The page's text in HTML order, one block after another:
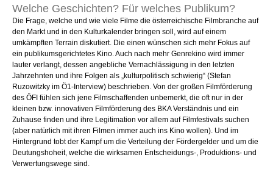
Welche Geschichten? Für welches Publikum?
Die Frage, welche und wie viele Filme die österreichische Filmbranche auf
den Markt und in den Kulturkalender bringen soll, wird auf einem
umkämpften Terrain diskutiert. Die einen wünschen sich mehr Fokus auf
ein publikumsgerichtetes Kino. Auch nach mehr Genrekino wird immer
lauter verlangt, dessen angebliche Vernachlässigung in den letzten
Jahrzehnten und ihre Folgen als „kulturpolitisch schwierig“ (Stefan
Ruzowitzky im Ö1-Interview) beschrieben. Von der großen Filmförderung
des ÖFI fühlen sich jene Filmschaffenden unbemerkt, die oft nur in der
kleinen bzw. innovativen Filmförderung des BKA Verständnis und ein
Zuhause finden und ihre Legitimation vor allem auf Filmfestivals suchen
(aber natürlich mit ihren Filmen immer auch ins Kino wollen). Und im
Hintergrund tobt der Kampf um die Verteilung der Fördergelder und um die
Deutungshoheit, welche die wirksamen Entscheidungs-, Produktions- und
Verwertungswege sind.